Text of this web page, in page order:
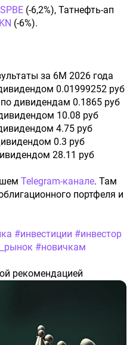
(-6,2%), Татнефть-ап
(-6%).
за 6М 2026 года
0.01999252 руб
дивидендам 0.1865 руб
10.08 руб
4.75 руб
0.3 руб
28.11 руб
Telegram-канале. Там
портфеля и
#инвестиции #инвестор
#новичкам
рекомендацией